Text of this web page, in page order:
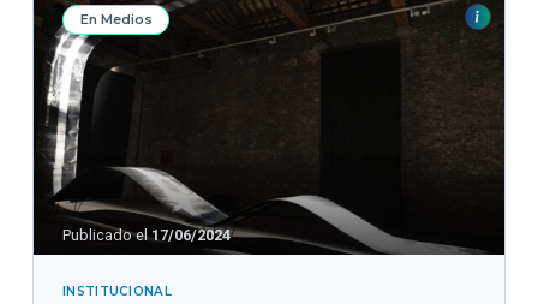
En Medios
Publicado el17/06/2024
INSTITUCIONAL